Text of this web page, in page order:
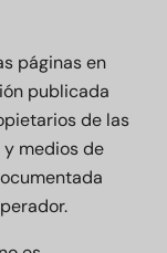
páginas en
publicada
de las
y medios de